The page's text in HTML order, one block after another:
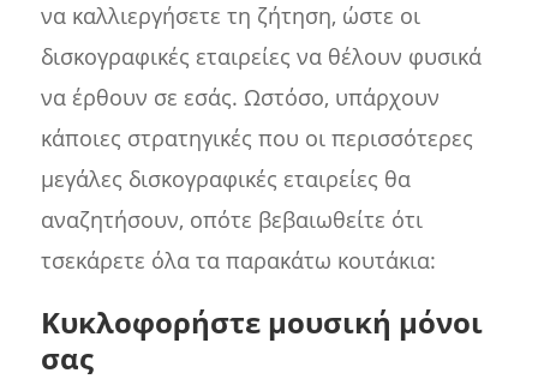
να καλλιεργήσετε τη ζήτηση, ώστε οι
δισκογραφικές εταιρείες να θέλουν φυσικά
να έρθουν σε εσάς. Ωστόσο, υπάρχουν
κάποιες στρατηγικές που οι περισσότερες
μεγάλες δισκογραφικές εταιρείες θα
αναζητήσουν, οπότε βεβαιωθείτε ότι
τσεκάρετε όλα τα παρακάτω κουτάκια:
Κυκλοφορήστε μουσική μόνοι
σας